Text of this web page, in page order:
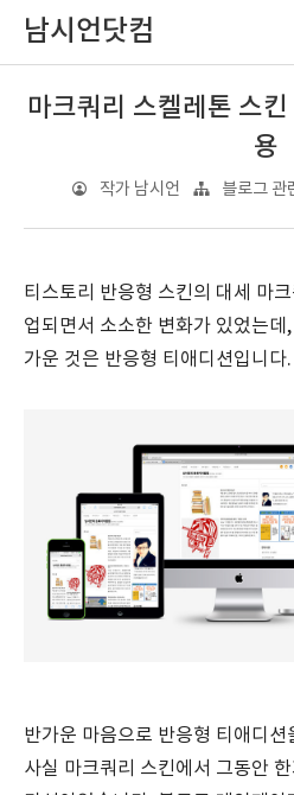
남시언닷컴
마크쿼리 스켈레톤 스
용
작가 남시언 블로그 관
티스토리 반응형 스킨의 대세 마
업되면서 소소한 변화가 있었는
가운 것은 반응형 티애디션입니다.
반가운 마음으로 반응형 티애디션
사실 마크쿼리 스킨에서 그동안